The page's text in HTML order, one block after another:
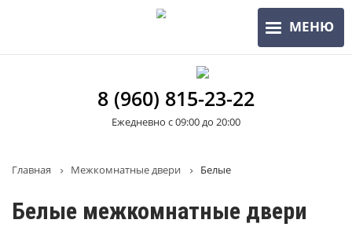
МЕНЮ
8 (960) 815-23-22
Ежедневно с 09:00 до 20:00
Строка
навигации
Главная Межкомнатные двери Белые
Белые межкомнатные двери